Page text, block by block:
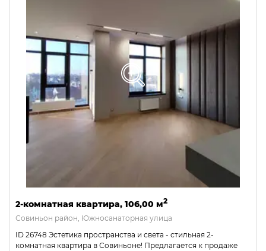
2-комнатная квартира, 106,00 м2
Совиньон район, Южносанаторная улица
ID 26748 Эстетика пространства и света - стильная 2-
комнатная квартира в Совиньоне! Предлагается к продаже